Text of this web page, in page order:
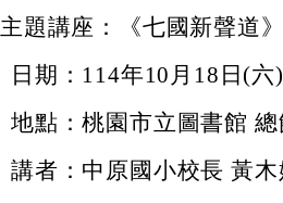
主題講座：《七國新聲道》
日期：114年10月18日(
地點：桃園市立圖書館 總
講者：中原國小校長 黃木